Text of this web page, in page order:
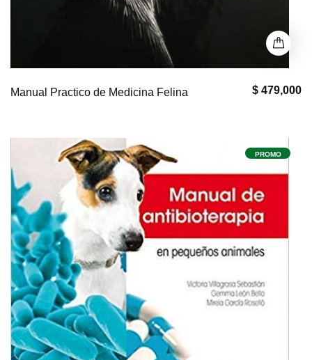
$ 479,000
Manual Practico de Medicina Felina
PROMO